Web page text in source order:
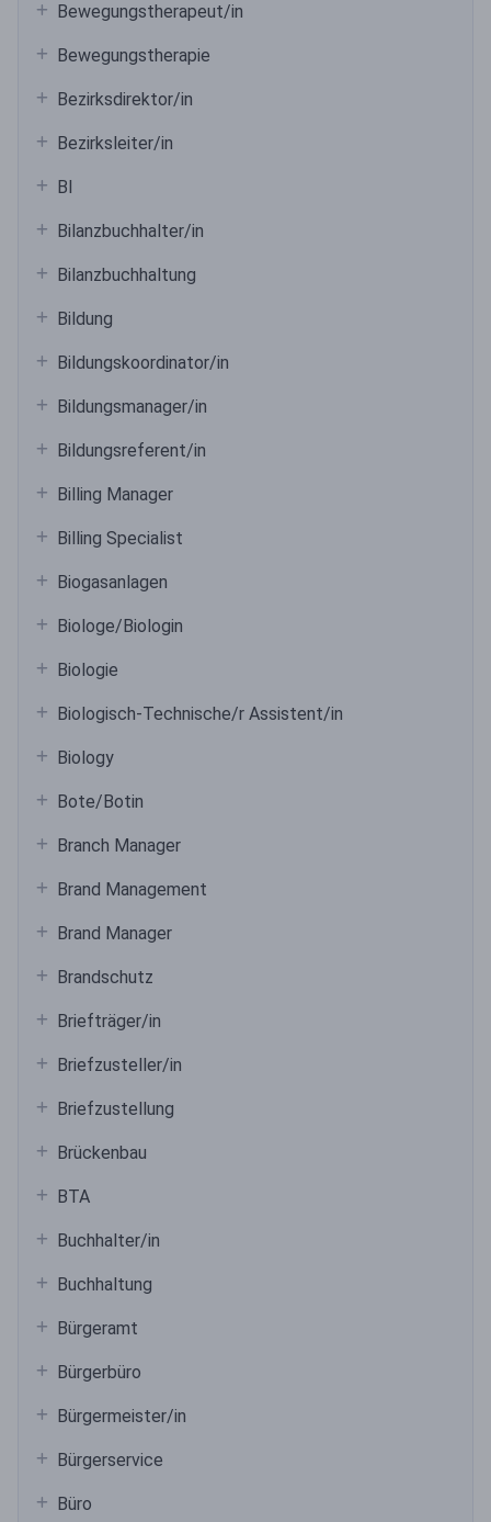
Bewegungstherapeut/in
Bewegungstherapie
Bezirksdirektor/in
Bezirksleiter/in
BI
Bilanzbuchhalter/in
Bilanzbuchhaltung
Bildung
Bildungskoordinator/in
Bildungsmanager/in
Bildungsreferent/in
Billing Manager
Billing Specialist
Biogasanlagen
Biologe/Biologin
Biologie
Biologisch-Technische/r Assistent/in
Biology
Bote/Botin
Branch Manager
Brand Management
Brand Manager
Brandschutz
Briefträger/in
Briefzusteller/in
Briefzustellung
Brückenbau
BTA
Buchhalter/in
Buchhaltung
Bürgeramt
Bürgerbüro
Bürgermeister/in
Bürgerservice
Büro